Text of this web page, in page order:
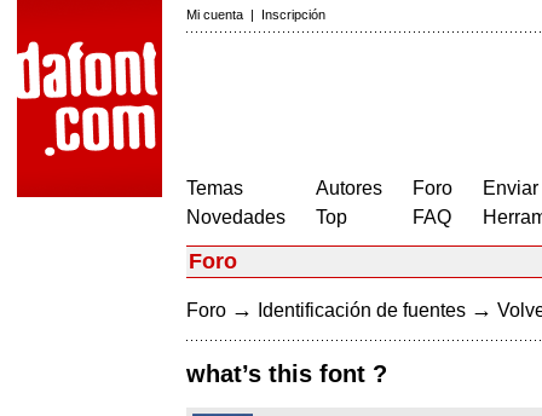
Mi cuenta | Inscripción
Temas
Novedades
Autores
Top
Foro
FAQ
Foro
Foro → Identificación de fuentes →
what’s this font ?